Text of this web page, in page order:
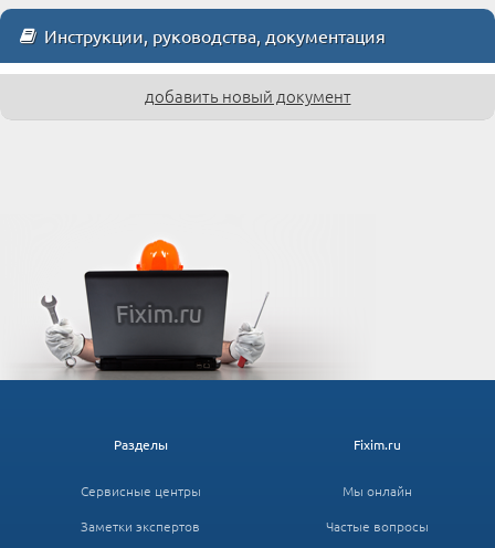
Инструкции, руководства, документация
добавить новый документ
Fixim.ru
Мы онлайн
Частые вопросы
Разделы
Сервисные центры
Заметки экспертов